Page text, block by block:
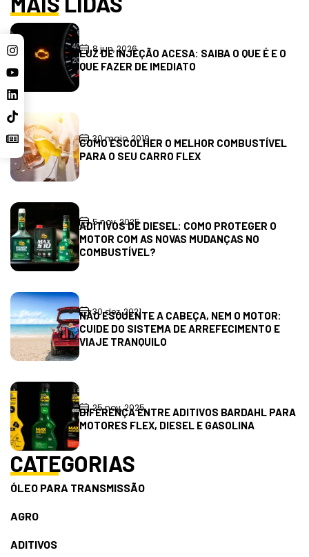
8 jun, 2026
LUZ DE INJEÇÃO ACESA: SAIBA O QUE É E O
QUE FAZER DE IMEDIATO
30 maio, 2019
COMO ESCOLHER O MELHOR COMBUSTÍVEL
PARA O SEU CARRO FLEX
5 nov, 2025
ADITIVOS DE DIESEL: COMO PROTEGER O
MOTOR COM AS NOVAS MUDANÇAS NO
COMBUSTÍVEL?
30 dez, 2021
NÃO ESQUENTE A CABEÇA, NEM O MOTOR:
CUIDE DO SISTEMA DE ARREFECIMENTO E
VIAJE TRANQUILO
25 nov, 2025
DIFERENÇA ENTRE ADITIVOS BARDAHL PARA
MOTORES FLEX, DIESEL E GASOLINA
CATEGORIAS
ÓLEO PARA TRANSMISSÃO
AGRO
ADITIVOS